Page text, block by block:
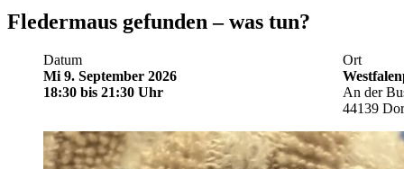
Fledermaus gefunden – was tun?
Datum
Mi 9. September 2026
18:30 bis 21:30 Uhr
Ort
An der
44139